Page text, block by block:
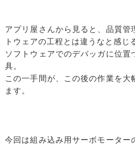
アプリ屋さんから見ると、品質管
トウェアの工程とは違うなと感じ
ソフトウェアでのデバッガに位置
具。
この一手間が、この後の作業を大
ます。
今回は組み込み用サーボモーター